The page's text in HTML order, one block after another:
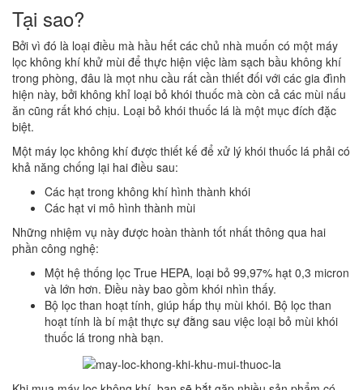
Tại sao?
Bởi vì đó là loại điều mà hầu hết các chủ nhà muốn có một máy
lọc không khí khử mùi để thực hiện việc làm sạch bầu không khí
trong phòng, đâu là mọt nhu cầu rất cần thiết đối với các gia đình
hiện này, bởi không khỉ loại bỏ khói thuốc mà còn cả các mùi nấu
ăn cũng rất khó chịu. Loại bỏ khói thuốc lá là một mục đích đặc
biệt.
Một máy lọc không khí được thiết kế để xử lý khói thuốc lá phải có
khả năng chống lại hai điều sau:
Các hạt trong không khí hình thành khói
Các hạt vi mô hình thành mùi
Những nhiệm vụ này được hoàn thành tốt nhất thông qua hai
phần công nghệ:
Một hệ thống lọc True HEPA, loại bỏ 99,97% hạt 0,3 micron
và lớn hơn. Điều này bao gồm khói nhìn thấy.
Bộ lọc than hoạt tính, giúp hấp thụ mùi khói. Bộ lọc than
hoạt tính là bí mật thực sự đằng sau việc loại bỏ mùi khói
thuốc lá trong nhà bạn.